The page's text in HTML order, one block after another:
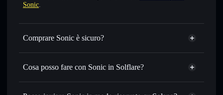
Sonic.
Comprare Sonic è sicuro?
Sonic token verificato
Cosa posso fare con Sonic in Solflare?
Sonic
wallet Solflare